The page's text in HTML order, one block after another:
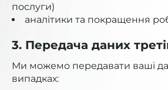
послуги)
аналітики та покращення
3. Передача даних
Ми можемо передавати ваші
випадках: